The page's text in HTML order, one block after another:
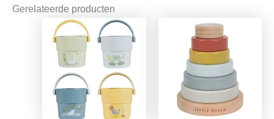
Gerelateerde producten
Oorspronkelijke
prijs
€16,95.
Huidige
prijs
is:
€13,39.
Oorspronkelijke
prijs
was:
€15,99.
Huidige
prijs
€12,63.